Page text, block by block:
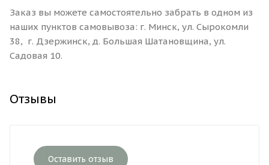
Заказ вы можете самостоятельно забрать в одном из
наших пунктов самовывоза: г. Минск, ул. Сырокомли
38, г. Дзержинск, д. Большая Шатановщина, ул.
Садовая 10.
Отзывы
Оставить отзыв